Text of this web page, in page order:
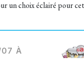
un choix éclairé pour
À